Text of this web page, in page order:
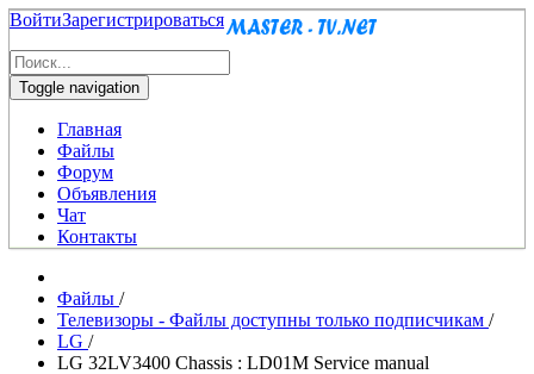
ВойтиЗарегистрироваться
Toggle navigation
Главная
Файлы
Форум
Объявления
Чат
Контакты
Файлы /
Телевизоры - Файлы доступны только подписчикам /
LG /
LG 32LV3400 Chassis : LD01M Service manual